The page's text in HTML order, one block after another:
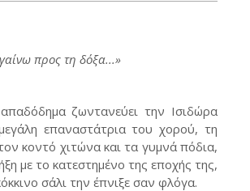
προς τη δόξα...»
ζωντανεύει την Ισιδώρα
επαναστάτρια του χορού, τη
κοντό χιτώνα και τα γυμνά πόδια,
με το κατεστημένο της εποχής της,
σάλι την έπνιξε σαν φλόγα.